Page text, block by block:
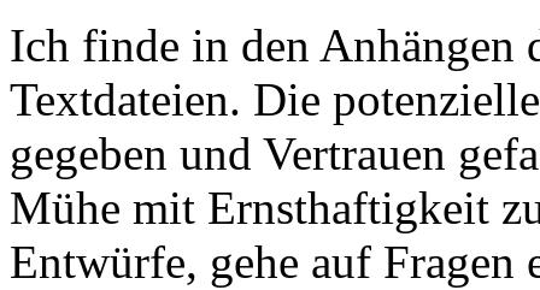
Ich finde in den Anhängen
Textdateien. Die
gegeben und Vertrauen
Mühe mit Ernsthaftigkeit
Entwürfe, gehe auf Fragen